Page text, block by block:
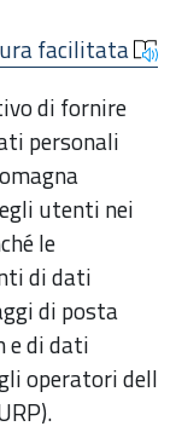
facilitata
di fornire
personali
utenti nei
le
di dati
di posta
e di dati
operatori dell